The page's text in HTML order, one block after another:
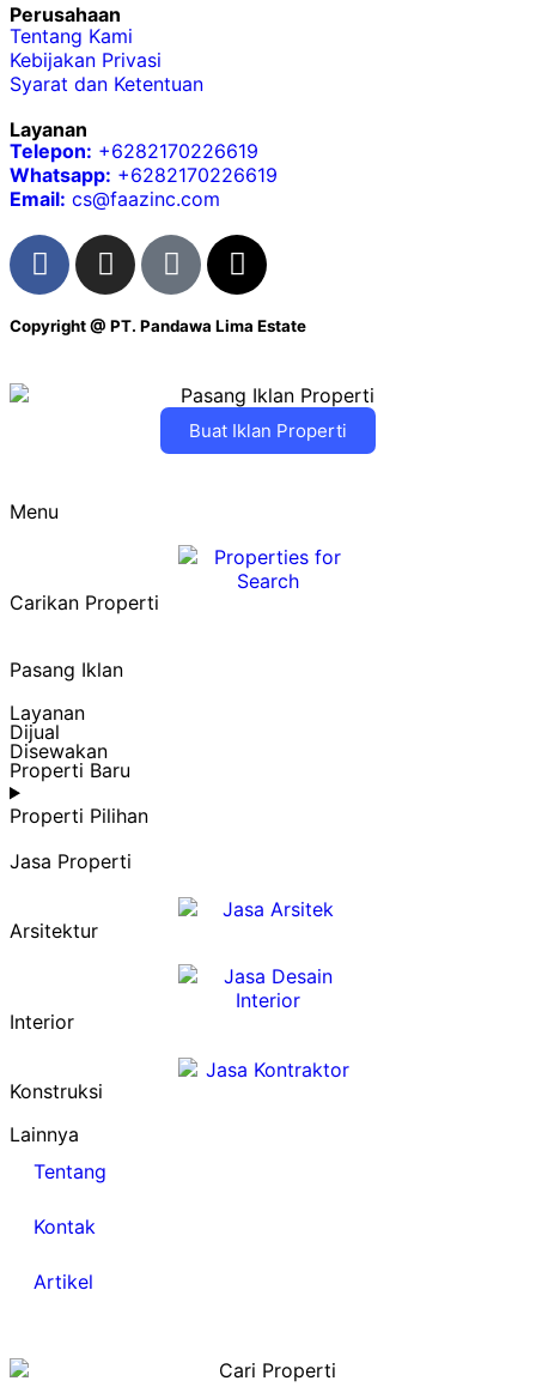
Perusahaan
Tentang Kami
Kebijakan Privasi
Syarat dan Ketentuan
Layanan
Telepon: +6282170226619
Whatsapp: +6282170226619
Email: cs@faazinc.com
Copyright @ PT. Pandawa Lima Estate
Buat Iklan Properti
Menu
Carikan Properti
Pasang Iklan
Layanan
Dijual
Disewakan
Properti Baru
Properti Pilihan
Jasa Properti
Arsitektur
Interior
Konstruksi
Lainnya
Tentang
Kontak
Artikel